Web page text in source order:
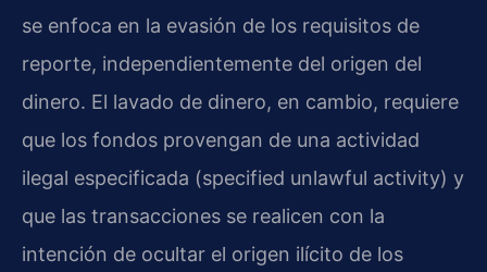
se enfoca en la evasión de los requisitos de
reporte, independientemente del origen del
dinero. El lavado de dinero, en cambio, requiere
que los fondos provengan de una actividad
ilegal especificada (specified unlawful activity) y
que las transacciones se realicen con la
intención de ocultar el origen ilícito de los